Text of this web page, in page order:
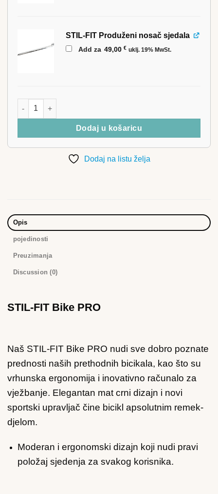
STIL-FIT Produženi nosač sjedala
Add za 49,00 € uklj. 19% MwSt.
STIL-FIT Bike PRO količina
Dodaj u košaricu
Dodaj na listu želja
Opis
pojedinosti
Preuzimanja
Discussion (0)
STIL-FIT Bike PRO
Naš STIL-FIT Bike PRO nudi sve dobro poznate
prednosti naših prethodnih bicikala, kao što su
vrhunska ergonomija i inovativno računalo za
vježbanje. Elegantan mat crni dizajn i novi
sportski upravljač čine bicikl apsolutnim remek-
djelom.
Moderan i ergonomski dizajn koji nudi pravi
položaj sjedenja za svakog korisnika.